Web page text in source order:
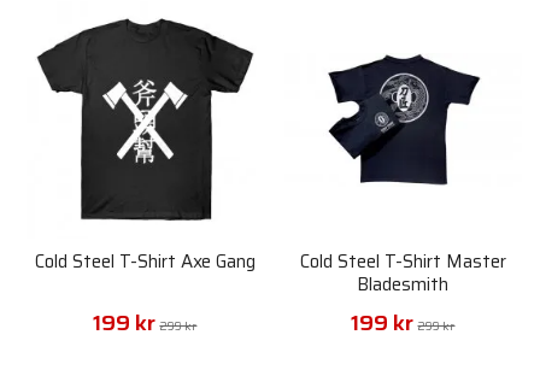
Cold Steel T-Shirt Axe Gang
199 kr 299 kr
Cold Steel T-Shirt Master
Bladesmith
199 kr 299 kr